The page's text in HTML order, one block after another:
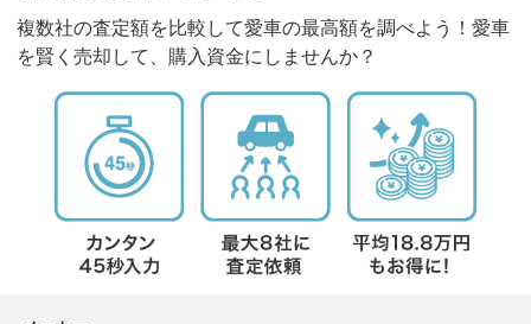
複数社の査定額を比較して愛車の最高額を調べよう！愛車
を賢く売却して、購入資金にしませんか？